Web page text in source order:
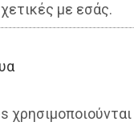
με εσάς.